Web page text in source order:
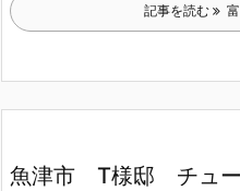
記事を読む
魚津市 T様邸 チュー